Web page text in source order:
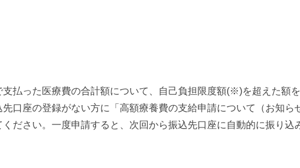
払った医療費の合計額について、自己負担限度額(※)を超えた額
口座の登録がない方に「高額療養費の支給申請について（お知ら
ださい。一度申請すると、次回から振込先口座に自動的に振り込